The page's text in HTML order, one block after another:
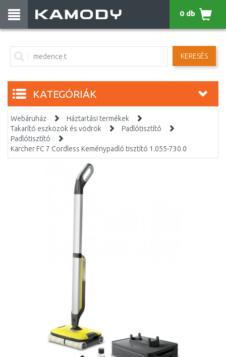
KERESÉS
0 db
KATEGÓRIÁK
Webáruház
Háztartási termékek
Takarító eszközök és vödrök
Padlótisztító
Padlótisztító
Kärcher FC 7 Cordless Keménypadló tisztító 1.055-730.0